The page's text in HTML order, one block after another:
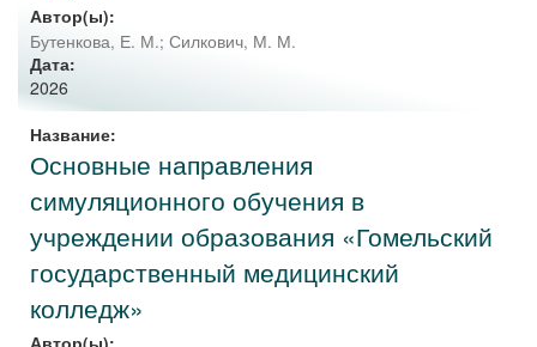
Автор(ы):
Бутенкова, Е. М.; Силкович, М. М.
Дата:
2026
Название:
Основные направления
симуляционного обучения в
учреждении образования «Гомельский
государственный медицинский
колледж»